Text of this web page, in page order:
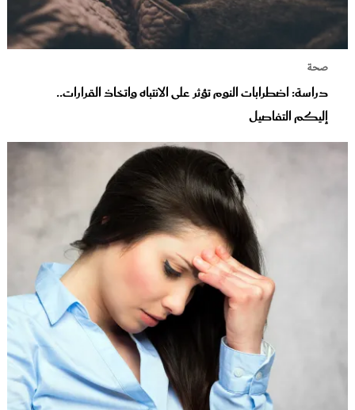
صحة
دراسة: اضطرابات النوم تؤثر على الانتباه واتخاذ القرارات..
إليكم التفاصيل